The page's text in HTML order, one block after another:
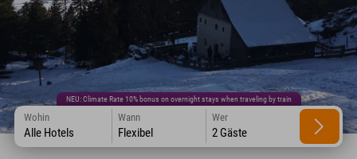
NEU: Climate Rate 10% bonus on overnight stays when traveling by train
Wohin
Alle Hotels
Wann
Flexibel
Wer
2 Gäste